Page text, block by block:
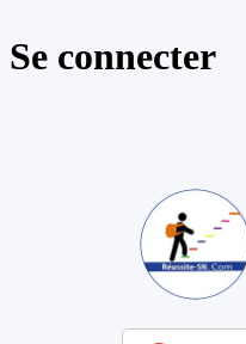
Se connecter